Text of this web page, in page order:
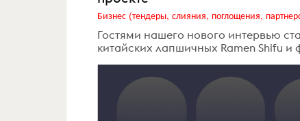
Бизнес (тендеры, слияния, поглощения,
Гостями нашего нового интервью
китайских лапшичных Ramen Shifu